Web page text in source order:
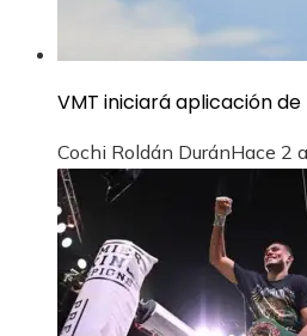
VMT iniciará aplicación
Cochi Roldán DuránHace 2